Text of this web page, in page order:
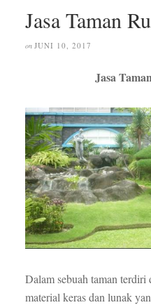
Jasa Taman
on JUNI 10, 2017
Jasa
Dalam sebuah taman
material keras dan lunak